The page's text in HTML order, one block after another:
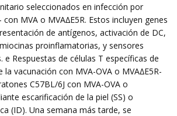
seleccionados en infección por
MVA o MVA∆E5R. Estos incluyen genes
de antígenos, activación de DC,
proinflamatorias, y sensores
Respuestas de células T específicas de
vacunación con MVA-OVA o MVA∆E5R-
C57BL/6J con MVA-OVA o
escarificación de la piel (SS) o
(ID). Una semana más tarde, se